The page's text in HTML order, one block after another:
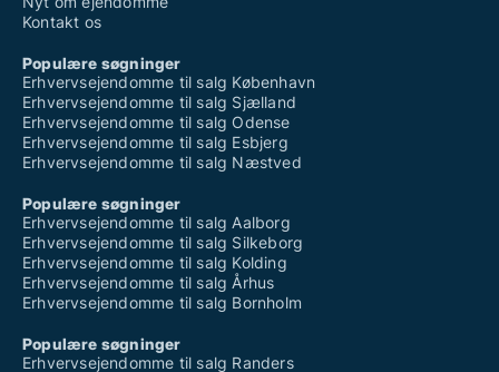
Kontakt os
Populære søgninger
Erhvervsejendomme til salg København
Erhvervsejendomme til salg Sjælland
Erhvervsejendomme til salg Odense
Erhvervsejendomme til salg Esbjerg
Erhvervsejendomme til salg Næstved
Populære søgninger
Erhvervsejendomme til salg Aalborg
Erhvervsejendomme til salg Silkeborg
Erhvervsejendomme til salg Kolding
Erhvervsejendomme til salg Århus
Erhvervsejendomme til salg Bornholm
Populære søgninger
Erhvervsejendomme til salg Randers